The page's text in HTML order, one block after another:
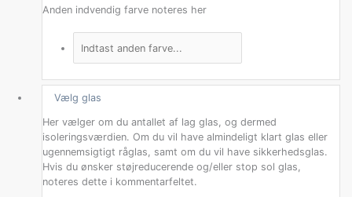
Anden indvendig farve noteres her
Vælg glas
Her vælger om du antallet af lag glas, og dermed
isoleringsværdien. Om du vil have almindeligt klart glas eller
ugennemsigtigt råglas, samt om du vil have sikkerhedsglas.
Hvis du ønsker støjreducerende og/eller stop sol glas,
noteres dette i kommentarfeltet.